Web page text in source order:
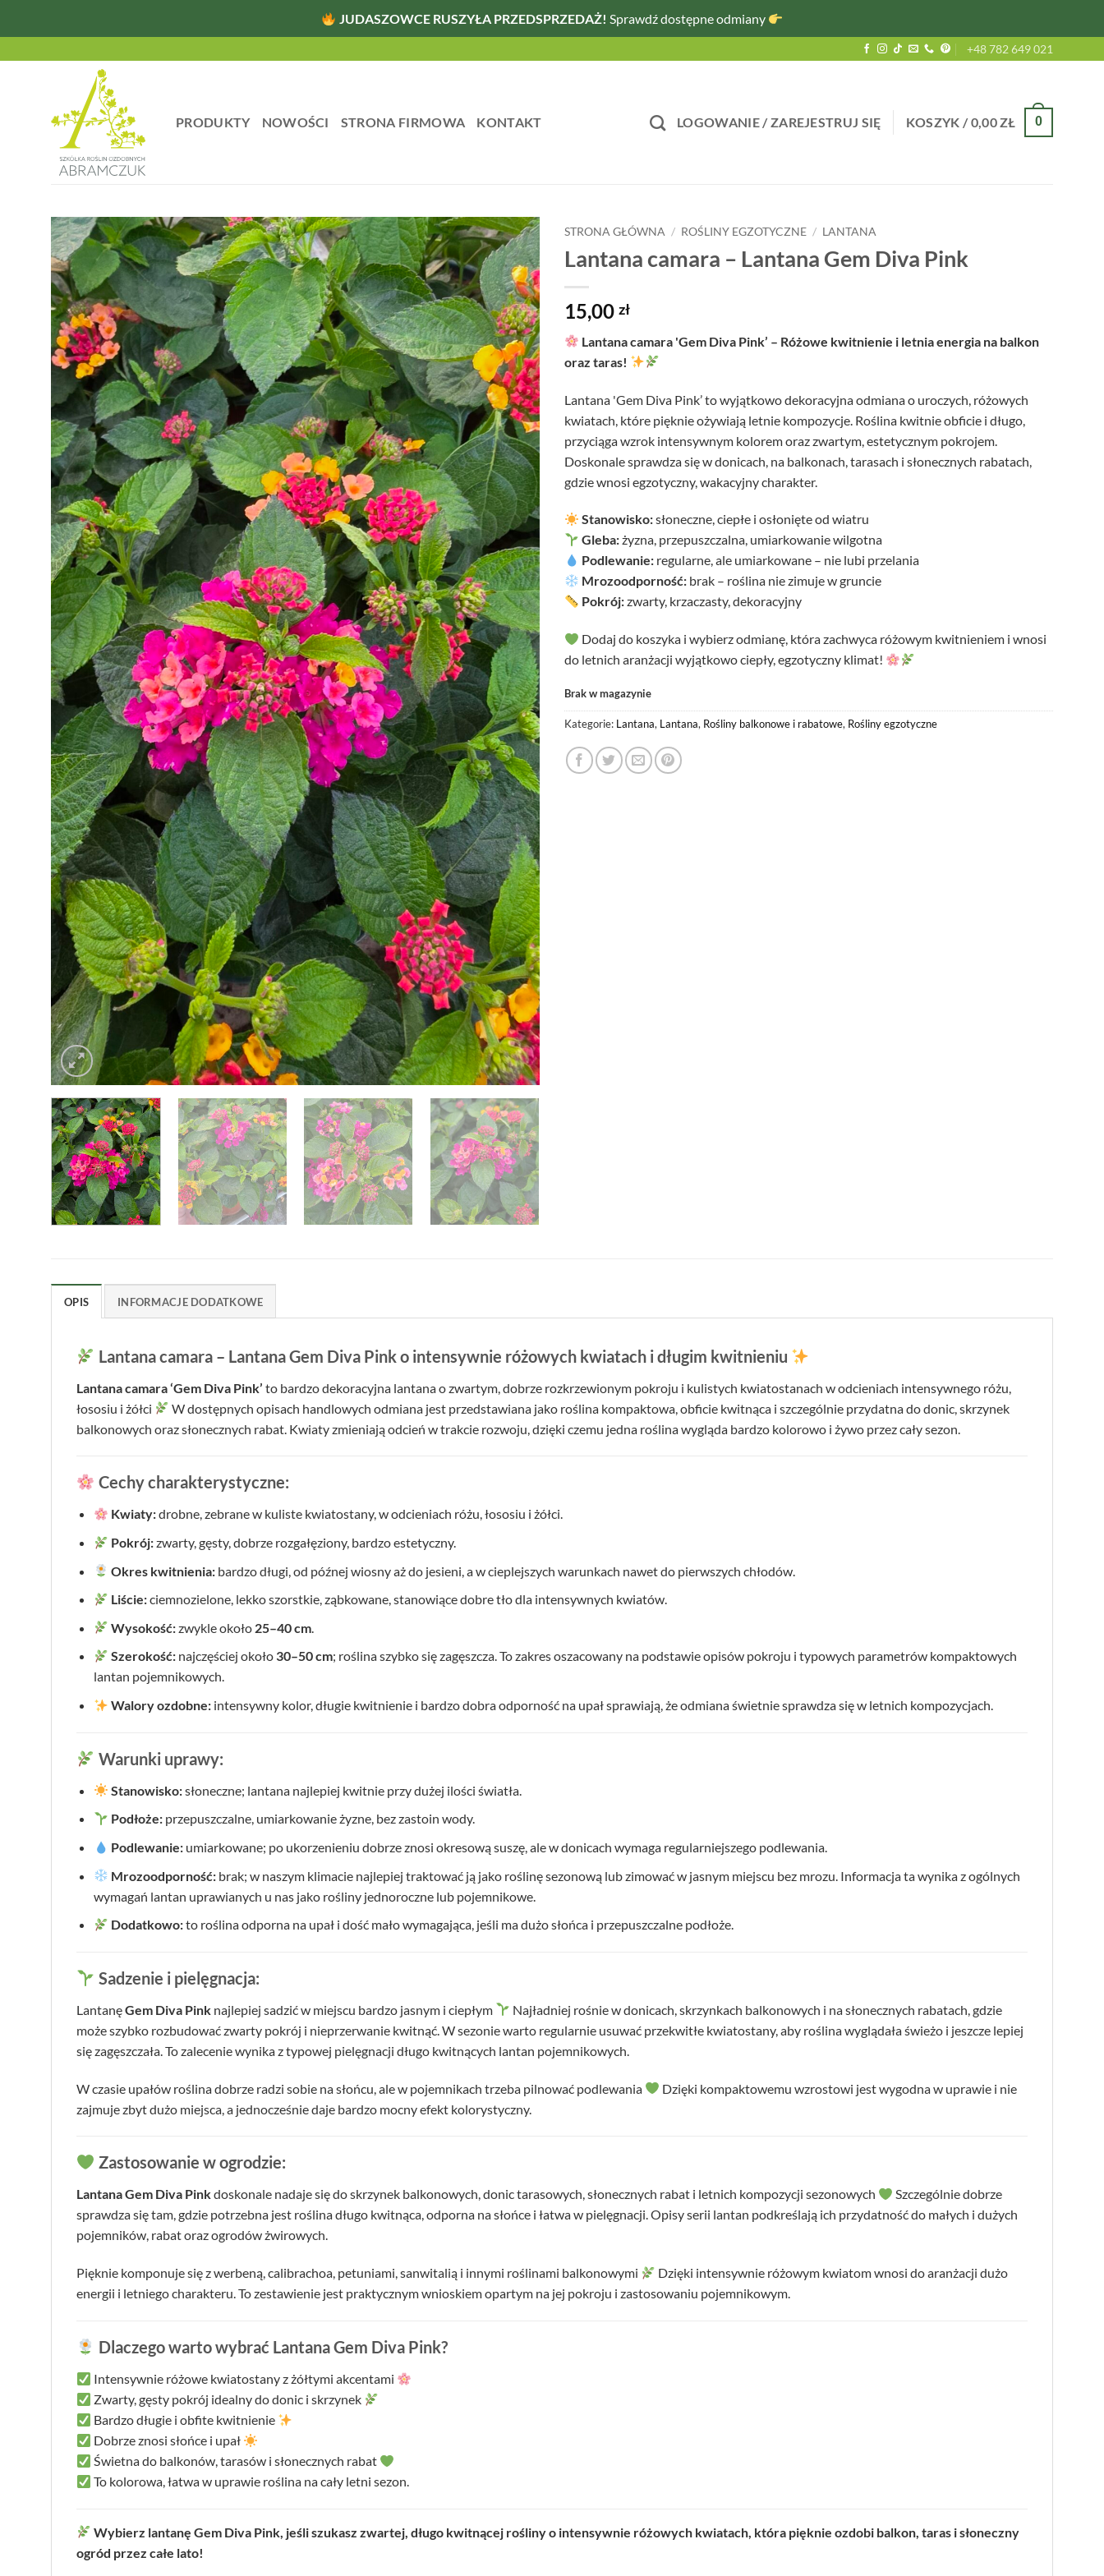
JUDASZOWCE RUSZYŁA PRZEDSPRZEDAŻ! Sprawdź dostępne odmiany
+48 782 649 021
PRODUKTY NOWOŚCI STRONA FIRMOWA KONTAKT LOGOWANIE / ZAREJESTRUJ SIĘ KOSZYK /0,00ZŁ 0
STRONA GŁÓWNA / ROŚLINY EGZOTYCZNE / LANTANA
Lantana camara – Lantana Gem Diva Pink
15,00 zł
Lantana camara 'Gem Diva Pink’ – Różowe kwitnienie i letnia energia na balkon
oraz taras!
Lantana 'Gem Diva Pink’ to wyjątkowo dekoracyjna odmiana o uroczych, różowych
kwiatach, które pięknie ożywiają letnie kompozycje. Roślina kwitnie obficie i długo,
przyciąga wzrok intensywnym kolorem oraz zwartym, estetycznym pokrojem.
Doskonale sprawdza się w donicach, na balkonach, tarasach i słonecznych rabatach,
gdzie wnosi egzotyczny, wakacyjny charakter.
Stanowisko:słoneczne, ciepłe i osłonięte od wiatru
Gleba:żyzna, przepuszczalna, umiarkowanie wilgotna
Podlewanie: regularne, ale umiarkowane – nie lubi przelania
Mrozoodporność: brak – roślina nie zimuje w gruncie
Pokrój:zwarty, krzaczasty, dekoracyjny
Dodaj do koszyka i wybierz odmianę, która zachwyca różowym kwitnieniem i wnosi
do letnich aranżacji wyjątkowo ciepły, egzotyczny klimat!
Brak w magazynie
Kategorie: Lantana, Lantana, Rośliny balkonowe i rabatowe, Rośliny egzotyczne
OPIS INFORMACJE DODATKOWE
Lantana camara – Lantana Gem Diva Pink o intensywnie różowych kwiatach i długim kwitnieniu
Lantana camara ‘Gem Diva Pink’ to bardzo dekoracyjna lantana o zwartym, dobrze rozkrzewionym pokroju i kulistych kwiatostanach w odcieniach intensywnego różu,
łososiu i żółci
W dostępnych opisach handlowych odmiana jest przedstawiana jako roślina kompaktowa, obficie kwitnąca i szczególnie przydatna do donic, skrzynek
balkonowych oraz słonecznych rabat. Kwiaty zmieniają odcień w trakcie rozwoju, dzięki czemu jedna roślina wygląda bardzo kolorowo i żywo przez cały sezon.
Cechy charakterystyczne:
Kwiaty:drobne, zebrane w kuliste kwiatostany, w odcieniach różu, łososiu i żółci.
Pokrój:zwarty, gęsty, dobrze rozgałęziony, bardzo estetyczny.
Okres kwitnienia: bardzo długi, od późnej wiosny aż do jesieni, a w cieplejszych warunkach nawet do pierwszych chłodów.
Liście:ciemnozielone, lekko szorstkie, ząbkowane, stanowiące dobre tło dla intensywnych kwiatów.
Wysokość:zwykle około 25–40 cm
Szerokość: najczęściej około 30–50 cm; roślina szybko się zagęszcza. To zakres oszacowany na podstawie opisów pokroju i typowych parametrów kompaktowych
lantan pojemnikowych.
Walory ozdobne: intensywny kolor, długie kwitnienie i bardzo dobra odporność na upał sprawiają, że odmiana świetnie sprawdza się w letnich kompozycjach.
Warunki uprawy:
Stanowisko:słoneczne; lantana najlepiej kwitnie przy dużej ilości światła.
Podłoże: przepuszczalne, umiarkowanie żyzne, bez zastoin wody.
Podlewanie: umiarkowane; po ukorzenieniu dobrze znosi okresową suszę, ale w donicach wymaga regularniejszego podlewania.
Mrozoodporność: brak; w naszym klimacie najlepiej traktować ją jako roślinę sezonową lub zimować w jasnym miejscu bez mrozu. Informacja ta wynika z ogólnych
wymagań lantan uprawianych u nas jako rośliny jednoroczne lub pojemnikowe.
Dodatkowo:to roślina odporna na upał i dość mało wymagająca, jeśli ma dużo słońca i przepuszczalne podłoże.
Sadzenie i pielęgnacja:
LantanęGem Diva Pink najlepiej sadzić w miejscu bardzo jasnym i ciepłym
Najładniej rośnie w donicach, skrzynkach balkonowych i na słonecznych rabatach, gdzie
może szybko rozbudować zwarty pokrój i nieprzerwanie kwitnąć. W sezonie warto regularnie usuwać przekwitłe kwiatostany, aby roślina wyglądała świeżo i jeszcze lepiej
się zagęszczała. To zalecenie wynika z typowej pielęgnacji długo kwitnących lantan pojemnikowych.
W czasie upałów roślina dobrze radzi sobie na słońcu, ale w pojemnikach trzeba pilnować podlewania
Dzięki kompaktowemu wzrostowi jest wygodna w uprawie i nie
zajmuje zbyt dużo miejsca, a jednocześnie daje bardzo mocny efekt kolorystyczny.
Zastosowanie w ogrodzie:
Lantana Gem Diva Pinkdoskonale nadaje się do skrzynek balkonowych, donic tarasowych, słonecznych rabat i letnich kompozycji sezonowych
Szczególnie dobrze
sprawdza się tam, gdzie potrzebna jest roślina długo kwitnąca, odporna na słońce i łatwa w pielęgnacji. Opisy serii lantan podkreślają ich przydatność do małych i dużych
pojemników, rabat oraz ogrodów żwirowych.
Pięknie komponuje się z werbeną, calibrachoa, petuniami, sanwitalią i innymi roślinami balkonowymi
Dzięki intensywnie różowym kwiatom wnosi do aranżacji dużo
energii i letniego charakteru. To zestawienie jest praktycznym wnioskiem opartym na jej pokroju i zastosowaniu pojemnikowym.
Dlaczego warto wybrać Lantana Gem Diva Pink?
Intensywnie różowe kwiatostany z żółtymi akcentami
Zwarty, gęsty pokrój idealny do donic i skrzynek
Bardzo długie i obfite kwitnienie
Dobrze znosi słońce i upał
Świetna do balkonów, tarasów i słonecznych rabat
To kolorowa, łatwa w uprawie roślina na cały letni sezon.
Wybierz lantanę Gem Diva Pink, jeśli szukasz zwartej, długo kwitnącej rośliny o intensywnie różowych kwiatach, która pięknie ozdobi balkon, taras i słoneczny
ogród przez całe lato!